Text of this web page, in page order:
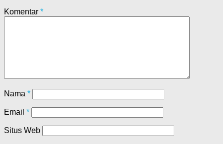
Komentar *
Nama *
Email *
Situs Web